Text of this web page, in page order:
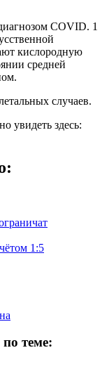
COVID. 1
кислородную
средней
случаев.
увидеть здесь:
1:5
теме: